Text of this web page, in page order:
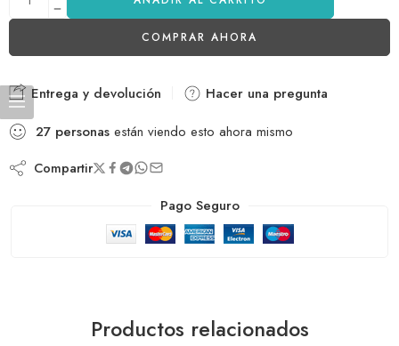
COMPRAR AHORA
Entrega y devolución
Hacer una pregunta
27 personas están viendo esto ahora mismo
Compartir
Pago Seguro
Productos relacionados